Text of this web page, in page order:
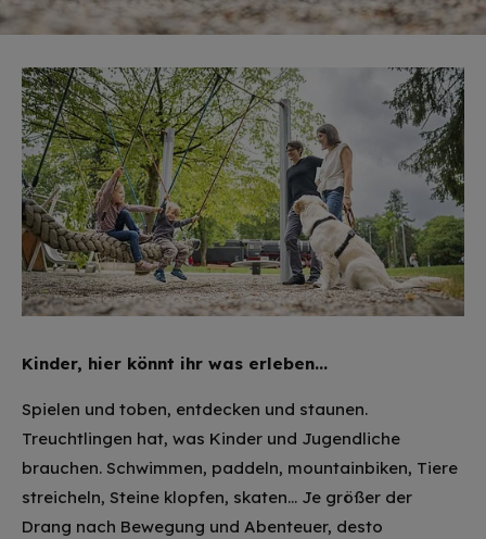
Kinder, hier könnt ihr was erleben...
Spielen und toben, entdecken und staunen.
Treuchtlingen hat, was Kinder und Jugendliche
brauchen. Schwimmen, paddeln, mountainbiken, Tiere
streicheln, Steine klopfen, skaten... Je größer der
Drang nach Bewegung und Abenteuer, desto